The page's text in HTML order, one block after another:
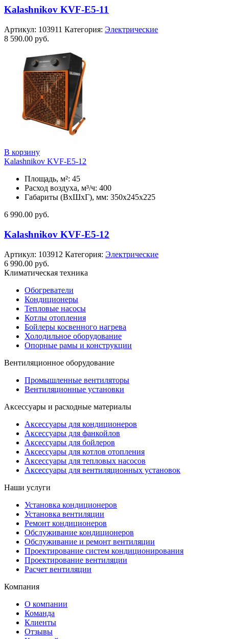
Kalashnikov KVF-E5-11
Артикул: 103911 Категория: Электрические
8 590.00 руб.
В корзину
Kalashnikov KVF-E5-12
Площадь, м²: 45
Расход воздуха, м³/ч: 400
Габариты (ВхШхГ), мм: 350x245x225
6 990.00 руб.
Kalashnikov KVF-E5-12
Артикул: 103912 Категория: Электрические
6 990.00 руб.
Климатическая техника
Обогреватели
Кондиционеры
Тепловые насосы
Котлы отопления
Бойлеры косвенного нагрева
Холодильное оборудование
Опорные рамы и конструкции
Вентиляционное оборудование
Промышленные вентиляторы
Вентиляционные установки
Аксессуары и расходные материалы
Аксессуары для кондиционеров
Аксессуары для фанкойлов
Аксессуары для бойлеров
Аксессуары для котлов отопления
Аксессуары для тепловых насосов
Аксессуары для вентиляционных установок
Наши услуги
Установка кондиционеров
Установка вентиляции
Ремонт кондиционеров
Обслуживание кондиционеров
Обслуживание и ремонт вентиляции
Проектирование систем кондиционирования
Проектирование вентиляции
Расчет вентиляции
Компания
О компании
Команда
Клиенты
Отзывы